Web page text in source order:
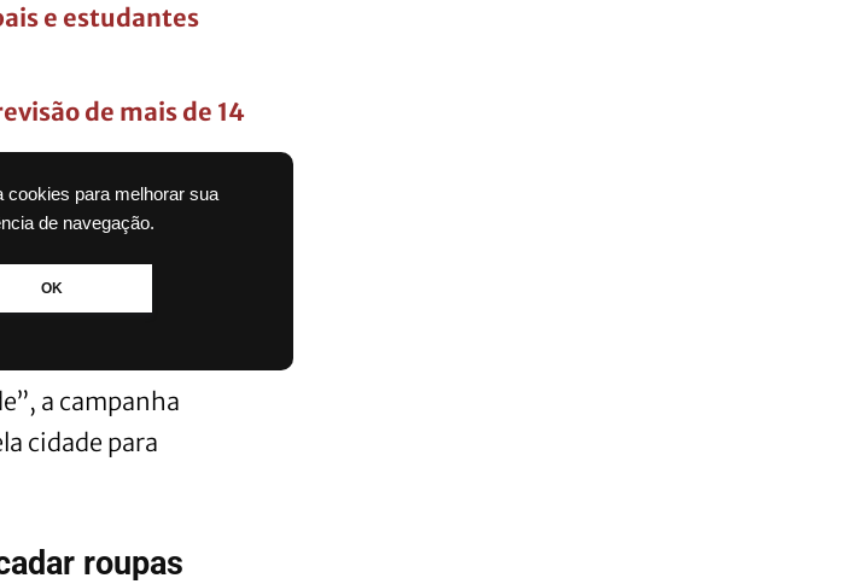
cookies para melhorar sua
de navegação.
OK
e estudantes
de mais de 14
Municipal e
roupas e
social no
a campanha
cidade para
roupas